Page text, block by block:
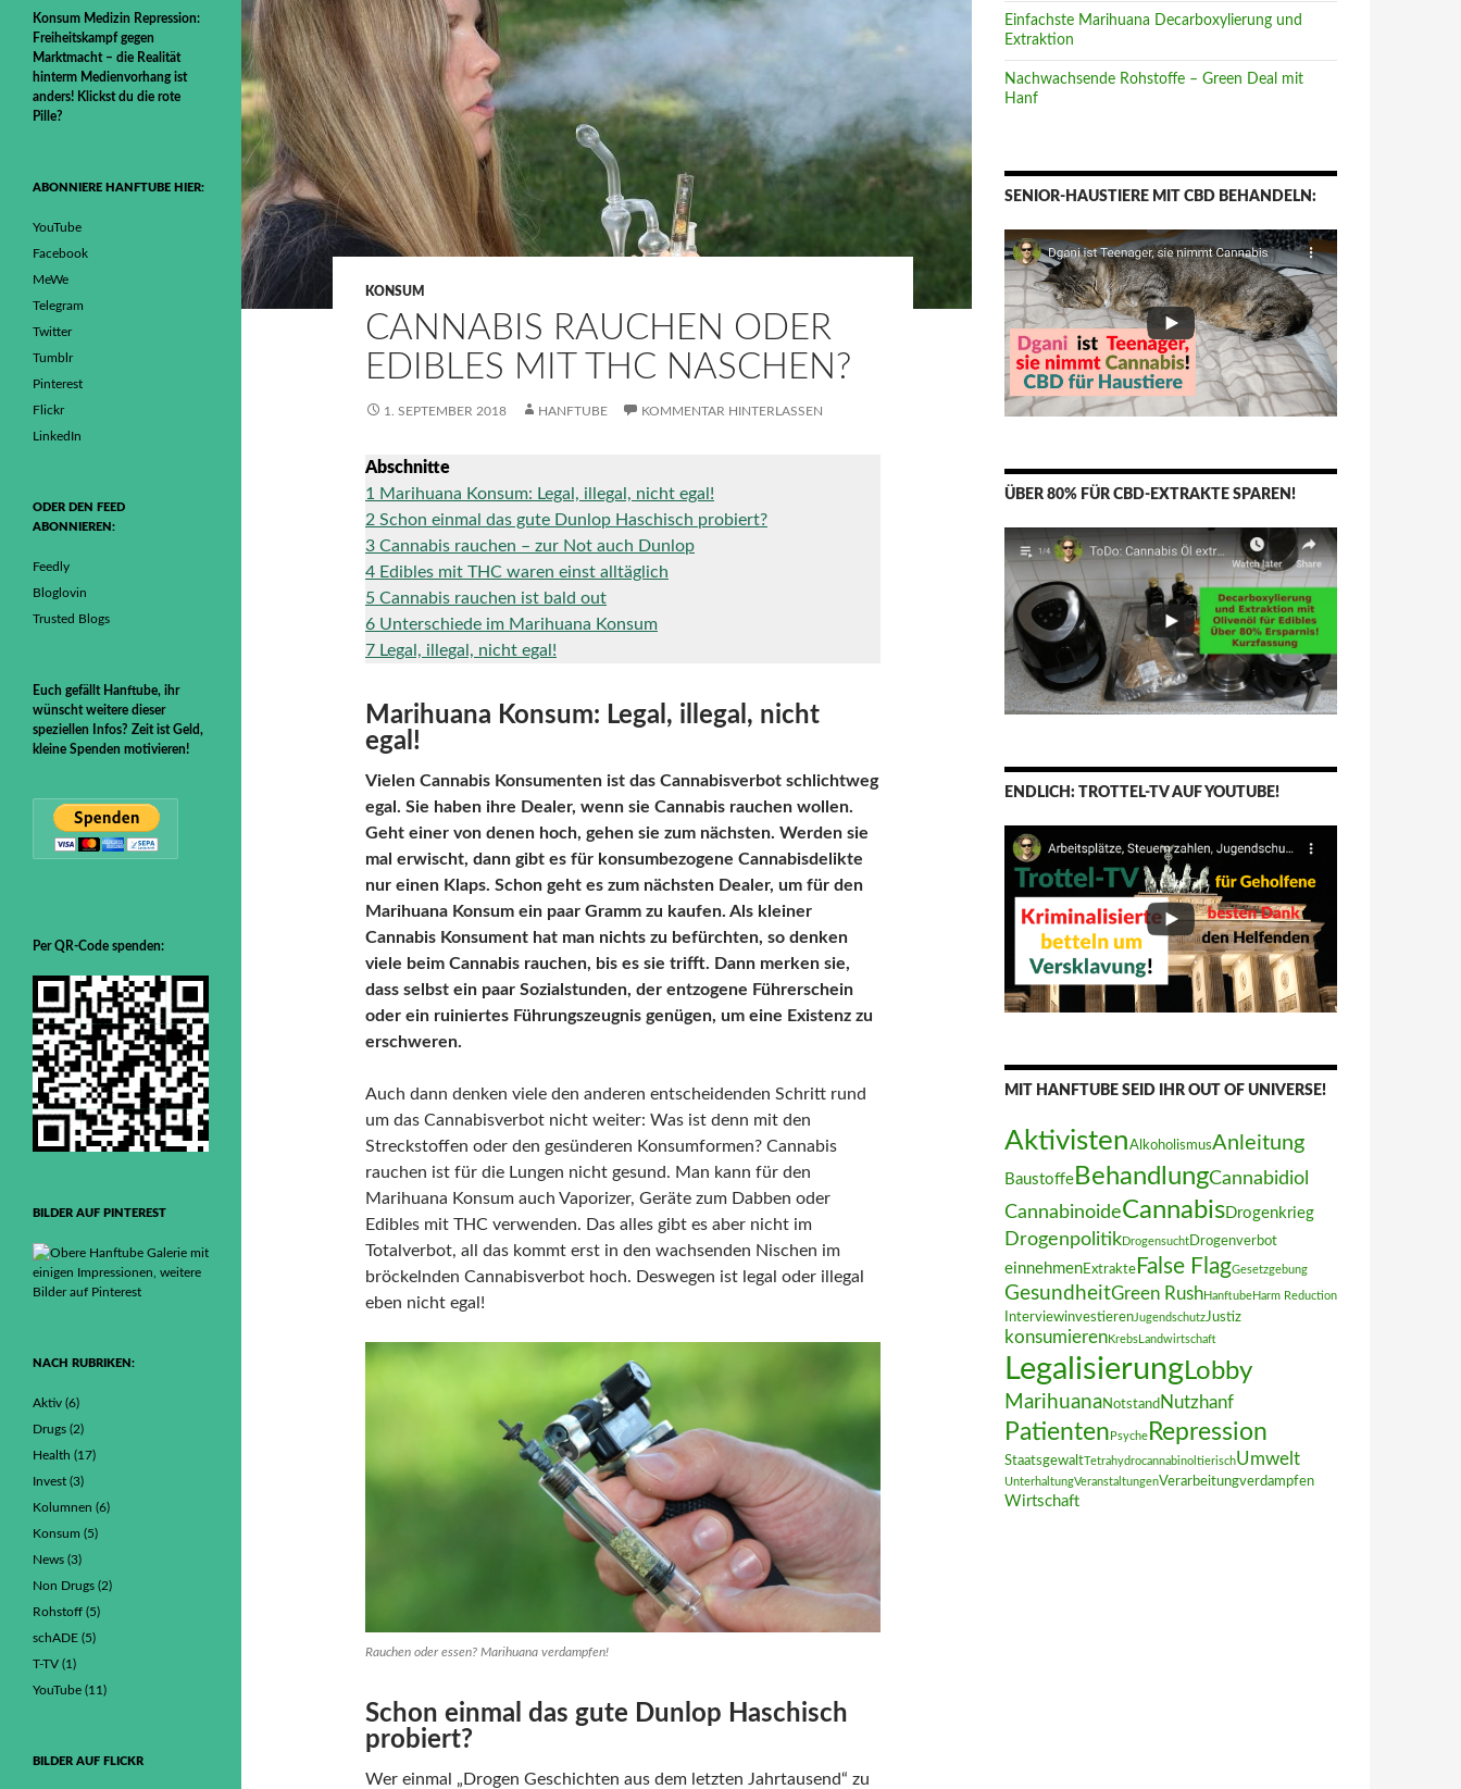
KONSUM
CANNABIS RAUCHEN ODER
EDIBLES MIT THC NASCHEN?
1. SEPTEMBER 2018 HANFTUBE KOMMENTAR HINTERLASSEN
Abschnitte
1
Marihuana Konsum: Legal, illegal, nicht egal!
2 Schon einmal das gute Dunlop Haschisch probiert?
3 Cannabis rauchen – zur Not auch Dunlop
4 Edibles mit THC waren einst alltäglich
5 Cannabis rauchen ist bald out
6 Unterschiede im Marihuana Konsum
7 Legal, illegal, nicht egal!
Marihuana Konsum: Legal, illegal, nicht
egal!
Vielen Cannabis Konsumenten ist das Cannabisverbot schlichtweg
egal. Sie haben ihre Dealer, wenn sie Cannabis rauchen wollen.
Geht einer von denen hoch, gehen sie zum nächsten. Werden sie
mal erwischt, dann gibt es für konsumbezogene Cannabisdelikte
nur einen Klaps. Schon geht es zum nächsten Dealer, um für den
Marihuana Konsum ein paar Gramm zu kaufen. Als kleiner
Cannabis Konsument hat man nichts zu befürchten, so denken
viele beim Cannabis rauchen, bis es sie trifft. Dann merken sie,
dass selbst ein paar Sozialstunden, der entzogene Führerschein
oder ein ruiniertes Führungszeugnis genügen, um eine Existenz zu
erschweren.
Auch dann denken viele den anderen entscheidenden Schritt rund
um das Cannabisverbot nicht weiter: Was ist denn mit den
Streckstoffen oder den gesünderen Konsumformen? Cannabis
rauchen ist für die Lungen nicht gesund. Man kann für den
Marihuana Konsum auch Vaporizer, Geräte zum Dabben oder
Edibles mit THC verwenden. Das alles gibt es aber nicht im
Totalverbot, all das kommt erst in den wachsenden Nischen im
bröckelnden Cannabisverbot hoch. Deswegen ist legal oder illegal
eben nicht egal!
Rauchen oder essen? Marihuana verdampfen!
Schon einmal das gute Dunlop Haschisch
probiert?
Wer einmal „Drogen Geschichten aus dem letzten Jahrtausend“ zu
Einfachste Marihuana Decarboxylierung und
Extraktion
Nachwachsende Rohstoffe – Green Deal mit
Hanf
SENIOR-HAUSTIERE MIT CBD BEHANDELN:
ÜBER 80% FÜR CBD-EXTRAKTE SPAREN!
ENDLICH: TROTTEL-TV AUF YOUTUBE!
MIT HANFTUBE SEID IHR OUT OF UNIVERSE!
AktivistenAlkoholismusAnleitung
Baustoffe BehandlungCannabidiol
CannabinoideCannabisDrogenkrieg
DrogenpolitikDrogensuchtDrogenverbot
einnehmenExtrakte False FlagGesetzgebung
GesundheitGreen RushHanftubeHarm Reduction
InterviewinvestierenJugendschutzJustiz
konsumierenKrebsLandwirtschaft
LegalisierungLobby
MarihuanaNotstand Nutzhanf
Patienten Psyche Repression
Staatsgewalt Tetrahydrocannabinol tierischUmwelt
UnterhaltungVeranstaltungenVerarbeitungverdampfen
Wirtschaft
Konsum Medizin Repression:
Freiheitskampf gegen
Marktmacht – die Realität
hinterm Medienvorhang ist
anders! Klickst du die rote
Pille?
ABONNIERE HANFTUBE HIER:
YouTube
Facebook
MeWe
Telegram
Twitter
Tumblr
Pinterest
Flickr
LinkedIn
ODER DEN FEED
ABONNIEREN:
Feedly
Bloglovin
Trusted Blogs
Euch gefällt Hanftube, ihr
wünscht weitere dieser
speziellen Infos? Zeit ist Geld,
kleine Spenden motivieren!
Per QR-Code spenden:
BILDER AUF PINTEREST
NACH RUBRIKEN:
Aktiv (6)
Drugs (2)
Health (17)
Invest (3)
Kolumnen (6)
Konsum (5)
News (3)
Non Drugs (2)
Rohstoff (5)
schADE (5)
T-TV (1)
YouTube (11)
BILDER AUF FLICKR